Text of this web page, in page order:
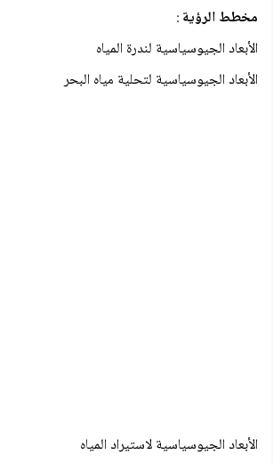
مخطط الرؤية:
الأبعاد الجيوسياسية لندرة المياه
الأبعاد الجيوسياسية لتحلية مياه البحر
الأبعاد الجيوسياسية لاستيراد المياه